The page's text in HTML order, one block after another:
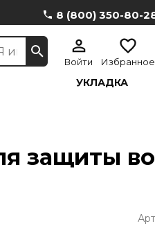
8 (800) 350-80-
Войти Избранное
УКЛАДКА
защиты